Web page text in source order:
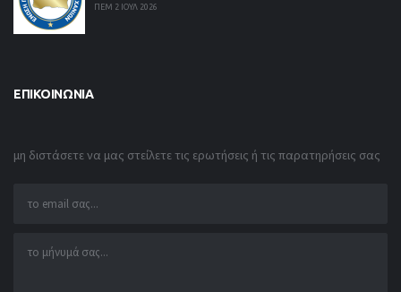
ΠΕΜ 2 ΙΟΥΛ 2026
ΕΠΙΚΟΙΝΩΝΊΑ
μη διστάσετε να μας στείλετε τις ερωτήσεις ή τις παρατηρήσεις σας